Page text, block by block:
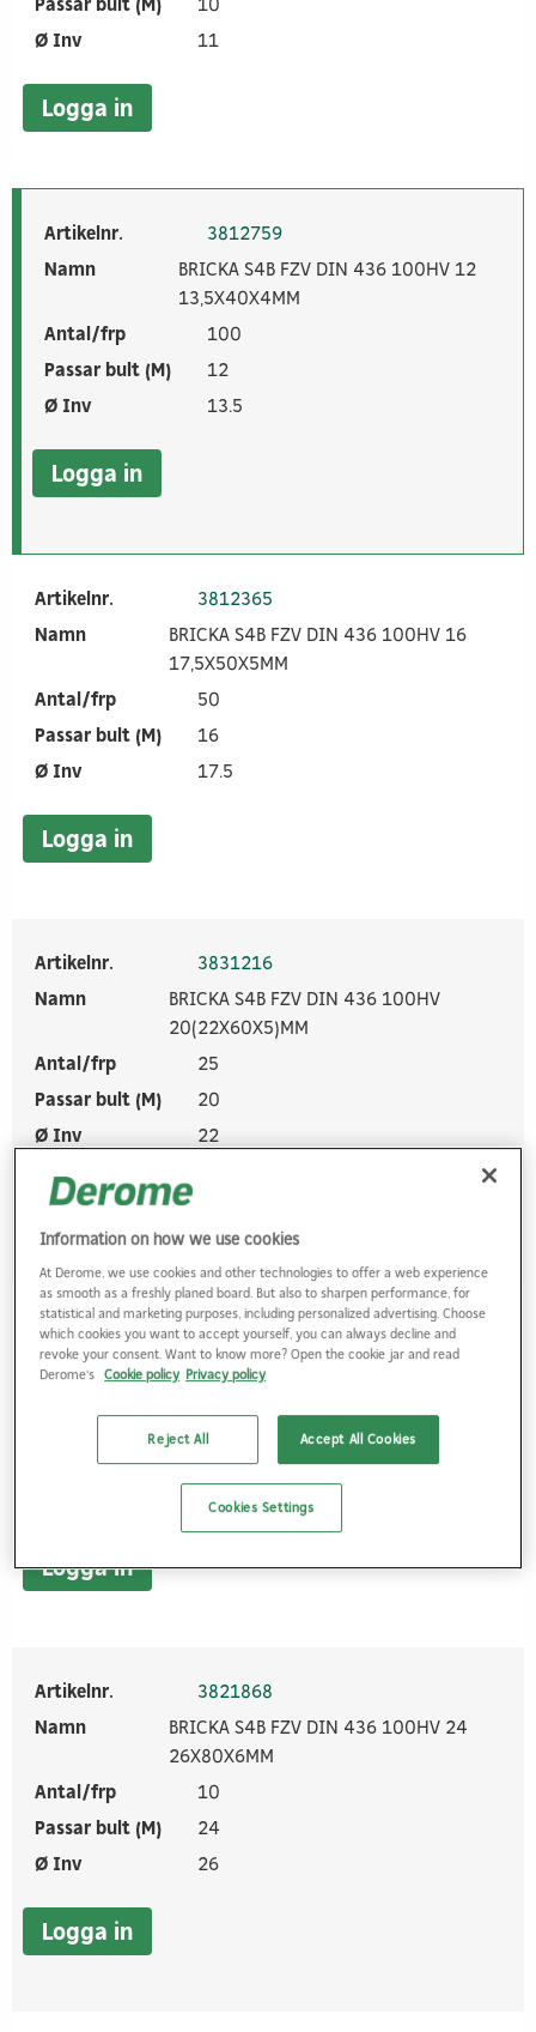
Ø Inv
11
Logga in
Artikelnr.
3812759
Namn
BRICKA S4B FZV DIN 436 100HV 12
13,5X40X4MM
Antal/frp
100
Passar bult (M)
12
Ø Inv
13.5
Logga in
Artikelnr.
3812365
Namn
BRICKA S4B FZV DIN 436 100HV 16
17,5X50X5MM
Antal/frp
50
Passar bult (M)
16
Ø Inv
17.5
Logga in
Artikelnr.
3831216
Namn
BRICKA S4B FZV DIN 436 100HV
20(22X60X5)MM
Antal/frp
25
Passar bult (M)
20
Ø Inv
22
Logga in
Artikelnr.
3822721
Namn
BRICKA S4B FZV DIN 436 100HV 22
24X70X6MM
10
Passar bult (M)
22
24
Logga in
Artikelnr.
3821868
Namn
BRICKA S4B FZV DIN 436 100HV 24
26X80X6MM
Antal/frp
10
Passar bult (M)
24
Ø Inv
26
Logga in
Information on how we use cookies
At Derome, we use cookies and other technologies to offer a web experience
as smooth as a freshly planed board. But also to sharpen performance, for
statistical and marketing purposes, including personalized advertising. Choose
which cookies you want to accept yourself, you can always decline and
revoke your consent. Want to know more? Open the cookie jar and read
Derome's Cookie policy Privacy policy
Reject All Accept All Cookies
Cookies Settings